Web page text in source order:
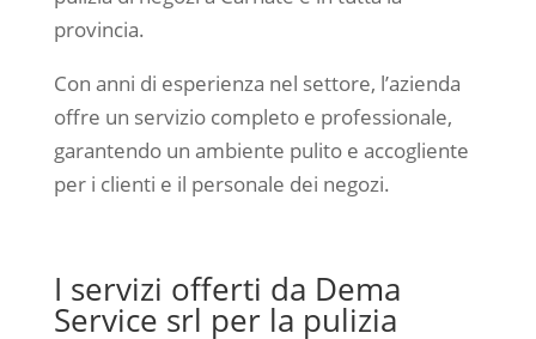
provincia.
Con anni di esperienza nel settore, l’azienda
offre un servizio completo e professionale,
garantendo un ambiente pulito e accogliente
per i clienti e il personale dei negozi.
I servizi offerti da Dema
Service srl per la pulizia